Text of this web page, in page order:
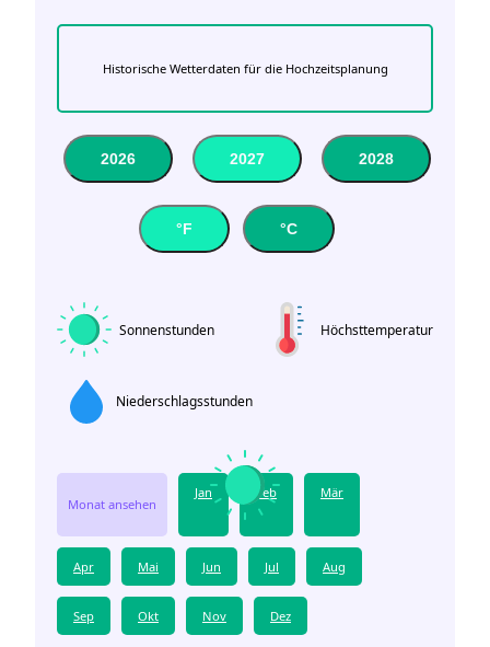
Historische Wetterdaten für die Hochzeitsplanung
2026 2027 2028
°F °C
Sonnenstunden Höchsttemperatur
Niederschlagsstunden
Monat ansehen
Jan Feb Mär
Apr Mai Jun Jul Aug
Sep Okt Nov Dez